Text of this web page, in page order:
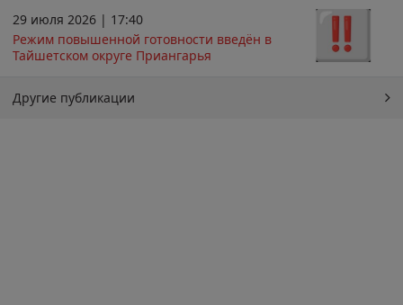
29 июля 2026 | 17:40
Режим повышенной готовности введён в
Тайшетском округе Приангарья
Другие публикации